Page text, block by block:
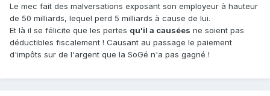
Le mec fait des malversations exposant son employeur à hauteur
de 50 milliards, lequel perd 5 milliards à cause de lui.
Et là il se félicite que les pertes qu'il a causées ne soient pas
déductibles fiscalement ! Causant au passage le paiement
d'impôts sur de l'argent que la SoGé n'a pas gagné !